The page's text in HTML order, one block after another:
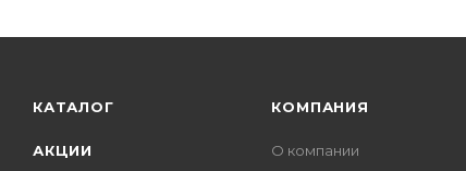
КАТАЛОГ
АКЦИИ
КОМПАНИЯ
О компании